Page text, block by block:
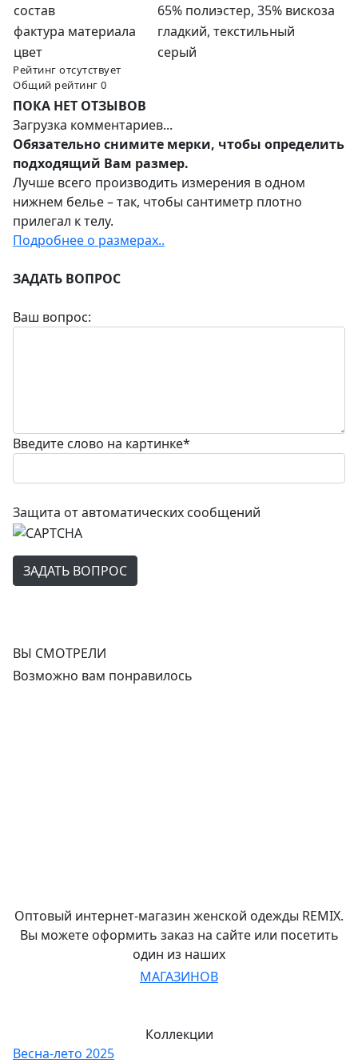
состав
65% полиэстер, 35% вискоза
фактура материала
гладкий, текстильный
цвет
серый
Рейтинг отсутствует
Общий рейтинг 0
ПОКА НЕТ ОТЗЫВОВ
Загрузка комментариев...
Обязательно снимите мерки, чтобы определить
подходящий Вам размер.
Лучше всего производить измерения в одном
нижнем белье – так, чтобы сантиметр плотно
прилегал к телу.
Подробнее о размерах..
ЗАДАТЬ ВОПРОС
Ваш вопрос:
Введите слово на картинке*
Защита от автоматических сообщений
ВЫ СМОТРЕЛИ
Возможно вам понравилось
Оптовый интернет-магазин женской одежды REMIX.
Вы можете оформить заказ на сайте или посетить
один из наших
МАГАЗИНОВ
Коллекции
Весна-лето 2025